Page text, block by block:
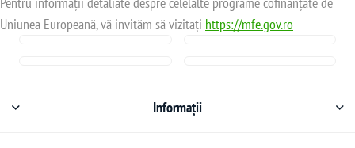
Uniunea Europeană, vă invităm să vizitați https://mfe.gov.ro
Informații